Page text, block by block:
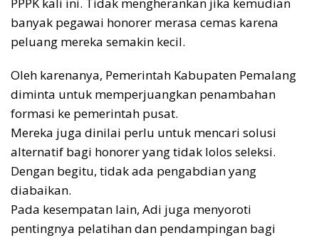
banyak pegawai honorer merasa cemas karena
peluang mereka semakin kecil.
Oleh karenanya, Pemerintah Kabupaten Pemalang
diminta untuk memperjuangkan penambahan
formasi ke pemerintah pusat.
Mereka juga dinilai perlu untuk mencari solusi
alternatif bagi honorer yang tidak lolos seleksi.
Dengan begitu, tidak ada pengabdian yang
diabaikan.
Pada kesempatan lain, Adi juga menyoroti
pentingnya pelatihan dan pendampingan bagi